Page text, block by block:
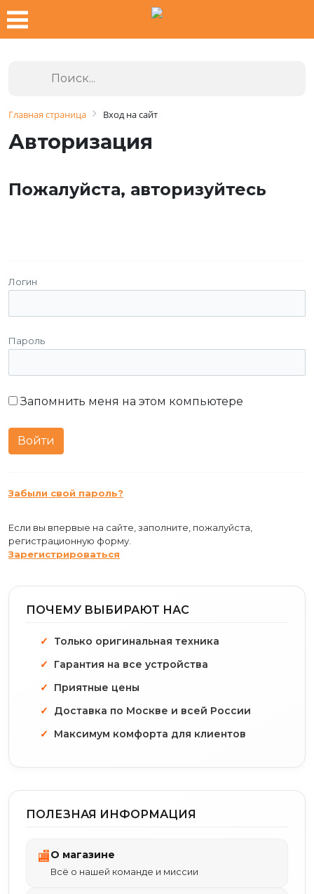
Главная страница Вход на сайт
Авторизация
Пожалуйста, авторизуйтесь
Логин
Пароль
Запомнить меня на этом компьютере
Забыли свой пароль?
Если вы впервые на сайте, заполните, пожалуйста,
регистрационную форму.
Зарегистрироваться
ПОЧЕМУ ВЫБИРАЮТ НАС
Только оригинальная техника
Гарантия на все устройства
Приятные цены
Доставка по Москве и всей России
Максимум комфорта для клиентов
ПОЛЕЗНАЯ ИНФОРМАЦИЯ
🏬О магазине
Всё о нашей команде и миссии